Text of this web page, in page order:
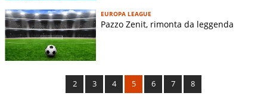
EUROPA LEAGUE
Pazzo Zenit, rimonta da leggenda
2 3 4 5 6 7 8